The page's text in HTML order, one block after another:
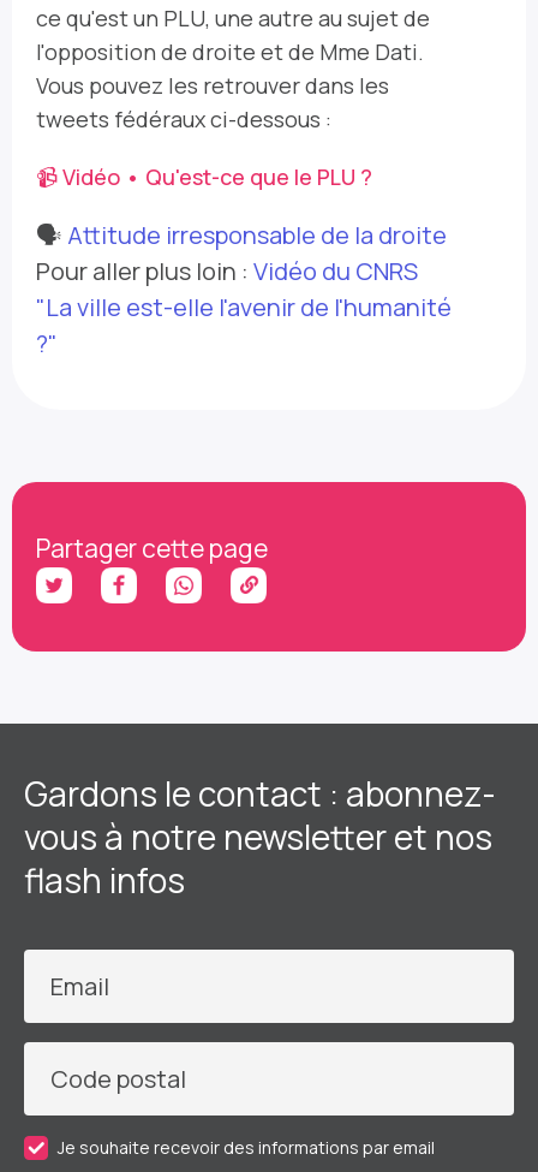
ce qu'est un PLU, une autre au sujet de
l'opposition de droite et de Mme Dati.
Vous pouvez les retrouver dans les
tweets fédéraux ci-dessous :
📹Vidéo • Qu'est-ce que le PLU ?
🗣 Attitude irresponsable de la droite
Pour aller plus loin : Vidéo du CNRS
"La ville est-elle l'avenir de l'humanité
?"
Partager cette page
Gardons le contact : abonnez-
vous à notre newsletter et nos
flash infos
Email
Code postal
Je souhaite recevoir des informations par email